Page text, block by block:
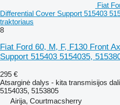
Fiat
Differential Cover Support 515403
traktoriaus
8
Fiat Ford 60, M, F, F130 Front
Support 515403 5154035,
295 €
Atsarginė dalys - kita transmisijos
5154035, 5153805
Airija, Courtmacsherry